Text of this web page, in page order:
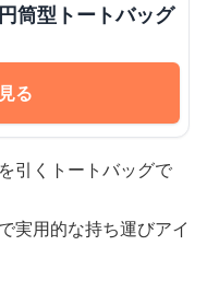
筒型トートバッグ
る
引くトートバッグで
実用的な持ち運びアイ